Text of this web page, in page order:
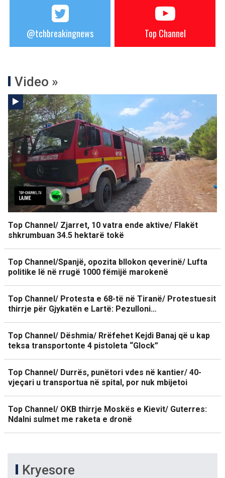
@tchbreakingnews Top Channel
Video »
Top Channel/ Zjarret, 10 vatra ende aktive/ Flakët
shkrumbuan 34.5 hektarë tokë
Top Channel/Spanjë, opozita bllokon qeverinë/ Lufta
politike lë në rrugë 1000 fëmijë marokenë
Top Channel/ Protesta e 68-të në Tiranë/ Protestuesit
thirrje për Gjykatën e Lartë: Pezulloni…
Top Channel/ Dëshmia/ Rrëfehet Kejdi Banaj që u kap
teksa transportonte 4 pistoleta “Glock”
Top Channel/ Durrës, punëtori vdes në kantier/ 40-
vjeçari u transportua në spital, por nuk mbijetoi
Top Channel/ OKB thirrje Moskës e Kievit/ Guterres:
Ndalni sulmet me raketa e dronë
Kryesore